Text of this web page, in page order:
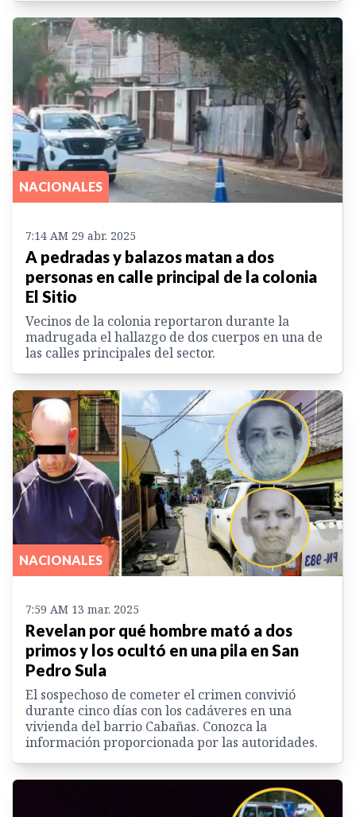
NACIONALES
7:14 AM 29 abr. 2025
A pedradas y balazos matan a dos
personas en calle principal de la colonia
El Sitio
Vecinos de la colonia reportaron durante la
madrugada el hallazgo de dos cuerpos en una de
las calles principales del sector.
NACIONALES
7:59 AM 13 mar. 2025
Revelan por qué hombre mató a dos
primos y los ocultó en una pila en San
Pedro Sula
El sospechoso de cometer el crimen convivió
durante cinco días con los cadáveres en una
vivienda del barrio Cabañas. Conozca la
información proporcionada por las autoridades.